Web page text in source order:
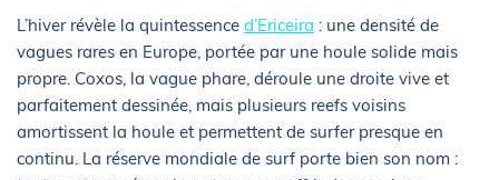
L’hiver révèle la quintessence d’Ericeira : une densité de
vagues rares en Europe, portée par une houle solide mais
propre. Coxos, la vague phare, déroule une droite vive et
parfaitement dessinée, mais plusieurs reefs voisins
amortissent la houle et permettent de surfer presque en
continu. La réserve mondiale de surf porte bien son nom :